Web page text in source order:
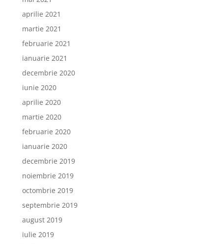
aprilie 2021
martie 2021
februarie 2021
ianuarie 2021
decembrie 2020
iunie 2020
aprilie 2020
martie 2020
februarie 2020
ianuarie 2020
decembrie 2019
noiembrie 2019
octombrie 2019
septembrie 2019
august 2019
iulie 2019